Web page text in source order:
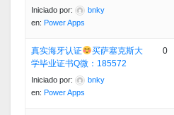
Iniciado por:
bnky
en: Power Apps
真实海牙认证
买萨塞克斯大
学毕业证书Q微：185572
Iniciado por:
bnky
en: Power Apps
0